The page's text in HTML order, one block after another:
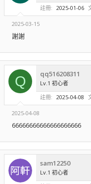
運行該軟件至少需要
在 Windows 10 上，否則
https://
utm_source=getdotnetsdk
瀏覽附件715
*** 隱藏內容無法引用 ***
註冊
2025-01-06
2025-03-15
謝謝
Q qq516208311
Lv.1 初心者
註冊
2025-04-08
2025-04-08
66666666666666666666
sam12250
Lv.1 初心者